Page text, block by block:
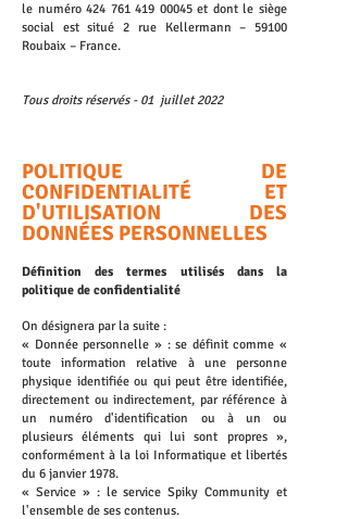
le numéro424 761 419 00045et dont le siège
social est situé 2 rue Kellermann – 59100
Roubaix – France.
Tous droits réservés - 01 juillet 2022
POLITIQUE DE
CONFIDENTIALITÉ ET
D'UTILISATION DES
DONNÉES PERSONNELLES
Définition des termes utilisés dans la
politique de confidentialité
On désignera par la suite :
« Donnée personnelle » : se définit comme «
toute information relative à une personne
physique identifiée ou qui peut être identifiée,
directement ou indirectement, par référence à
un numéro d'identification ou à un ou
plusieurs éléments qui lui sont propres »,
conformément à la loi Informatique et libertés
du 6 janvier 1978.
« Service » : le service Spiky Community et
l'ensemble de ses contenus.